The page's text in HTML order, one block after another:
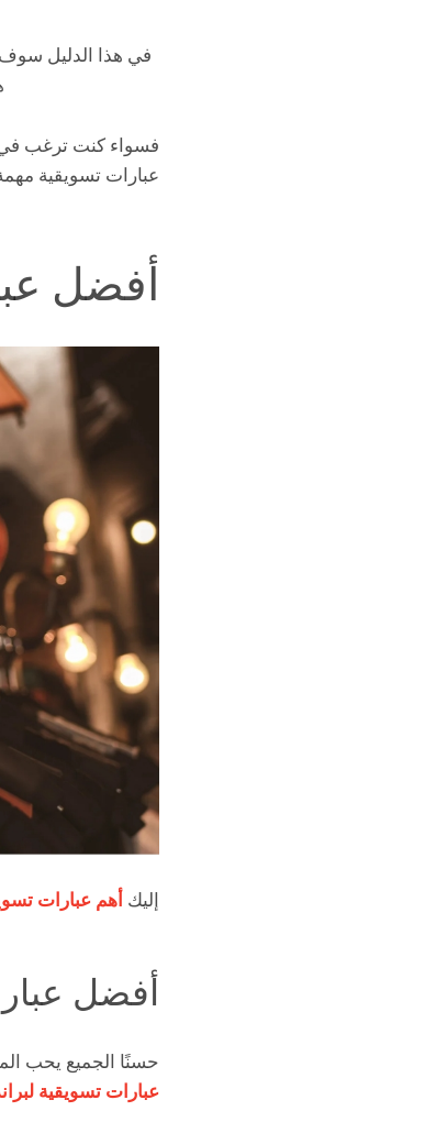
في هذا الدليل
فسواء كنت ترغب في
عبارات تسويقية
أفضل
إليك أهم عبارات
أفضل
حسنًا الجميع يحب
عبارات تسويقية